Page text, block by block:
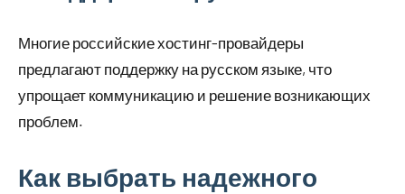
Многие российские хостинг-провайдеры
предлагают поддержку на русском языке, что
упрощает коммуникацию и решение возникающих
проблем.
Как выбрать надежного